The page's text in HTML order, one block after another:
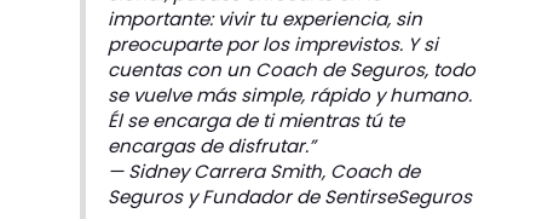
importante: vivir tu experiencia, sin
preocuparte por los imprevistos. Y si
cuentas con un Coach de Seguros, todo
se vuelve más simple, rápido y humano.
Él se encarga de ti mientras tú te
encargas de disfrutar.”
—Sidney Carrera Smith, Coach de
Seguros y Fundador de SentirseSeguros